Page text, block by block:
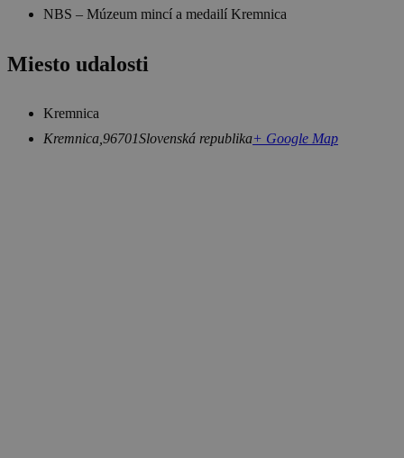
NBS – Múzeum mincí a medailí Kremnica
Miesto udalosti
Kremnica
Kremnica 96701Slovenská republika+ Google Map